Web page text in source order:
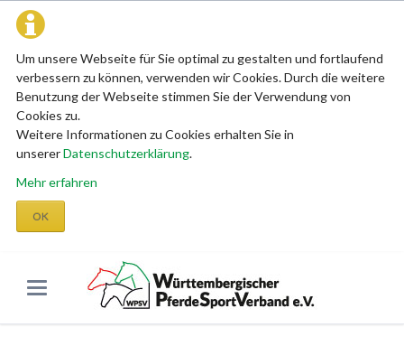
Um unsere Webseite für Sie optimal zu gestalten und fortlaufend
verbessern zu können, verwenden wir Cookies. Durch die weitere
Benutzung der Webseite stimmen Sie der Verwendung von
Cookies zu.
Weitere Informationen zu Cookies erhalten Sie in
unsererDatenschutzerklärung.
Mehr erfahren
OK